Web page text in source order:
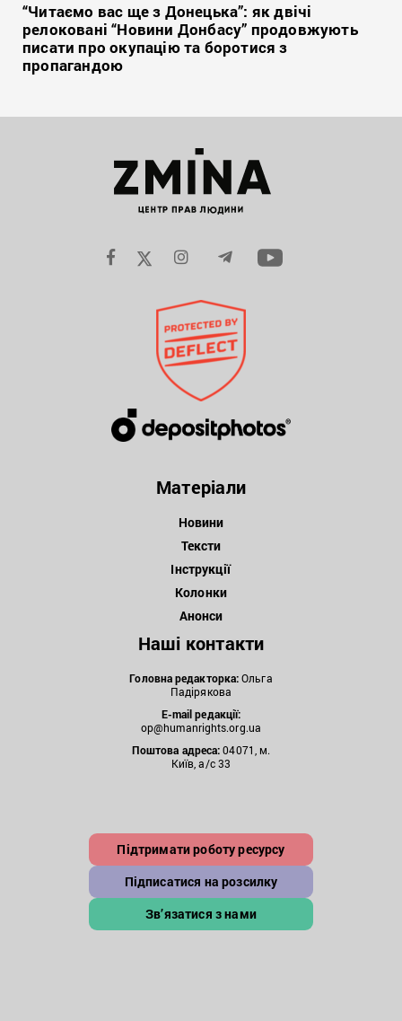
“Читаємо вас ще з Донецька”: як двічі
релоковані “Новини Донбасу” продовжують
писати про окупацію та боротися з
пропагандою
Матеріали
Новини
Тексти
Інструкції
Колонки
Анонси
Наші контакти
Головна редакторка:Ольга
Падірякова
E-mail редакції:
op@humanrights.org.ua
Поштова адреса:04071, м.
Київ, а/с 33
Підтримати роботу ресурсу
Підписатися на розсилку
Зв’язатися з нами